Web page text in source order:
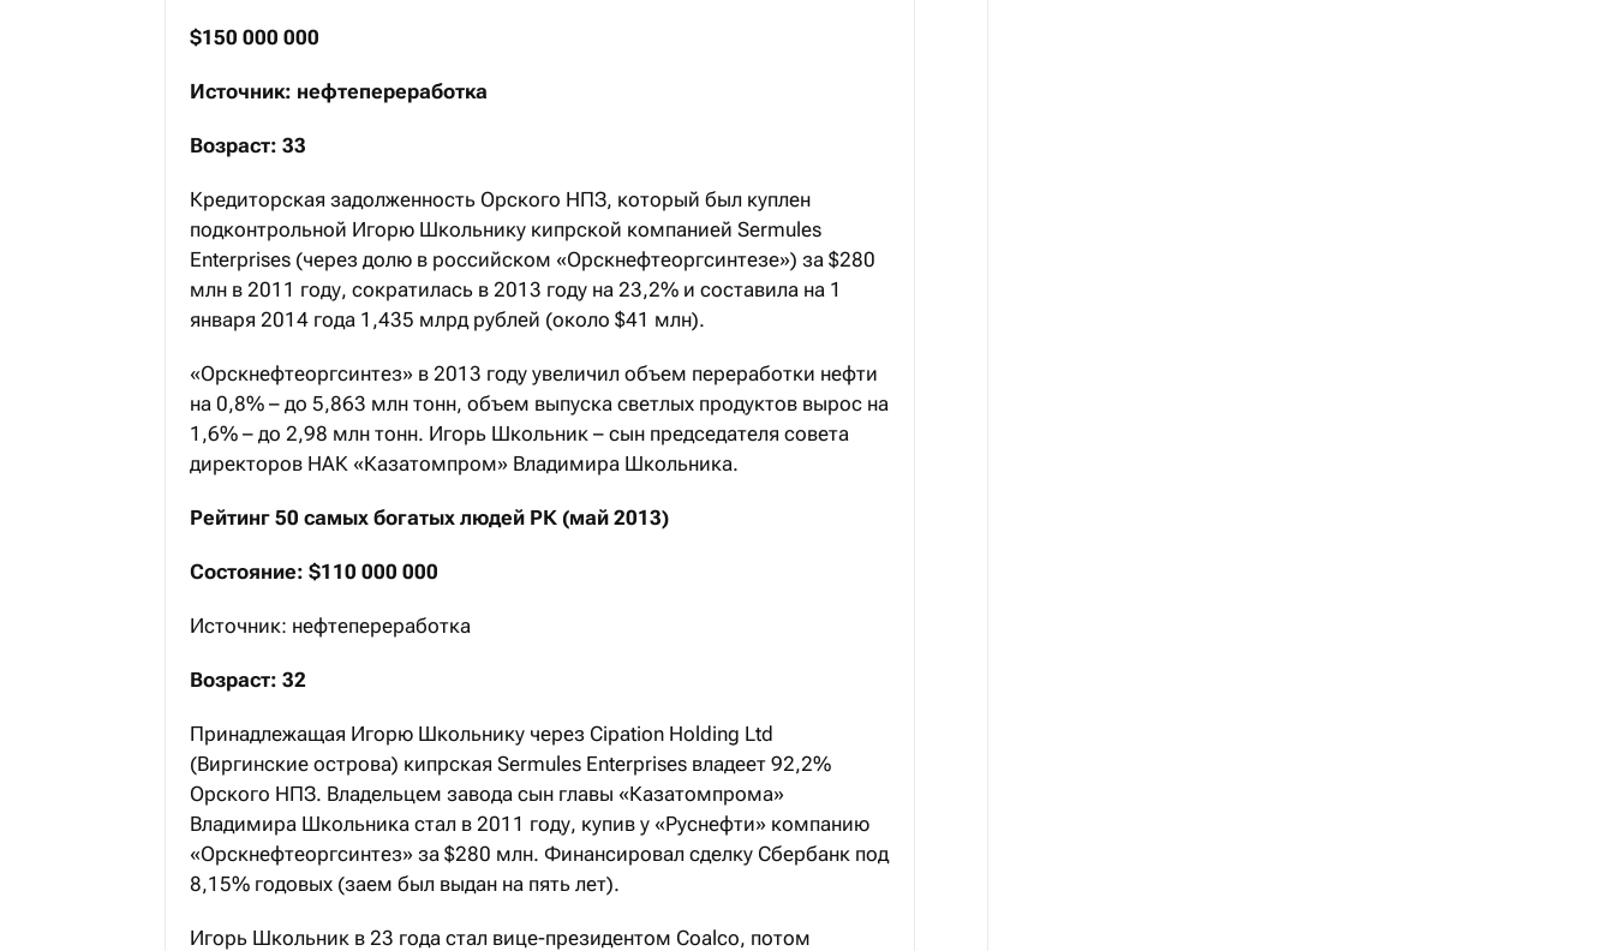
$150 000 000
Источник: нефтепереработка
Возраст: 33
Кредиторская задолженность Орского НПЗ, который был куплен
подконтрольной Игорю Школьнику кипрской компанией Sermules
Enterprises (через долю в российском «Орскнефтеоргсинтезе») за $280
млн в 2011 году, сократилась в 2013 году на 23,2% и составила на 1
января 2014 года 1,435 млрд рублей (около $41 млн).
«Орскнефтеоргсинтез» в 2013 году увеличил объем переработки нефти
на 0,8% – до 5,863 млн тонн, объем выпуска светлых продуктов вырос на
1,6% – до 2,98 млн тонн. Игорь Школьник – сын председателя совета
директоров НАК «Казатомпром» Владимира Школьника.
Рейтинг 50 самых богатых людей РК (май 2013)
Состояние: $110 000 000
Источник: нефтепереработка
Возраст: 32
Принадлежащая Игорю Школьнику через Cipation Holding Ltd
(Виргинские острова) кипрская Sermules Enterprises владеет 92,2%
Орского НПЗ. Владельцем завода сын главы «Казатомпрома»
Владимира Школьника стал в 2011 году, купив у «Руснефти» компанию
«Орскнефтеоргсинтез» за $280 млн. Финансировал сделку Сбербанк под
8,15% годовых (заем был выдан на пять лет).
Игорь Школьник в 23 года стал вице-президентом Coalco, потом